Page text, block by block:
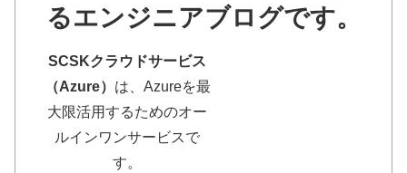
るエンジニアブログです。
SCSKクラウドサービス
（Azure） は、Azureを最
大限活用するためのオー
ルインワンサービスで
す。